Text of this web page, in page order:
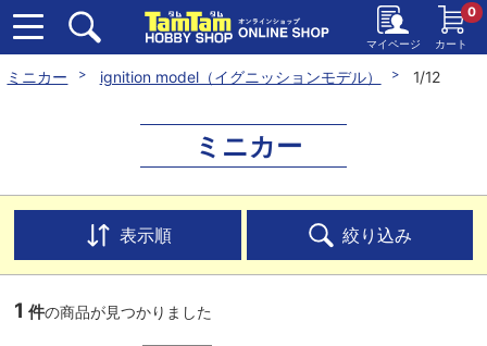
マイページ カート
0
ミニカー ignition model（イグニッションモデル） 1/12
ミニカー
表示順 絞り込み
1 件の商品が見つかりました